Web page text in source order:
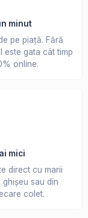
minut
pe piață. Fără
este gata cât timp
online.
mici
direct cu marii
sau din
colet.